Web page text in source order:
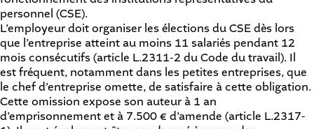
personnel (CSE).
L’employeur doit organiser les élections du CSE dès lors
que l’entreprise atteint au moins 11 salariés pendant 12
mois consécutifs (article L.2311-2 du Code du travail). Il
est fréquent, notamment dans les petites entreprises, que
le chef d’entreprise omette, de satisfaire à cette obligation.
Cette omission expose son auteur à 1 an
d’emprisonnement et à 7.500 € d’amende (article L.2317-